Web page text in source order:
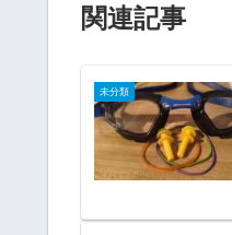
関連記事
未分類